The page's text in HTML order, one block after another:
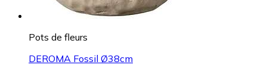
Pots de fleurs
DEROMA Fossil Ø38cm